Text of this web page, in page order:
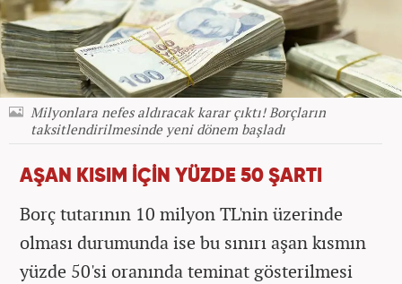
Milyonlara nefes aldıracak karar çıktı! Borçların
taksitlendirilmesinde yeni dönem başladı
AŞAN KISIM İÇİN YÜZDE 50 ŞARTI
Borç tutarının 10 milyon TL'nin üzerinde
olması durumunda ise bu sınırı aşan kısmın
yüzde 50'si oranında teminat gösterilmesi